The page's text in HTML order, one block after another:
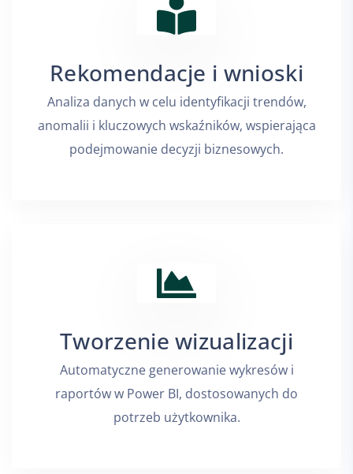
Rekomendacje i wnioski
Analiza danych w celu identyfikacji trendów,
anomalii i kluczowych wskaźników, wspierająca
podejmowanie decyzji biznesowych.
Tworzenie wizualizacji
Automatyczne generowanie wykresów i
raportów w Power BI, dostosowanych do
potrzeb użytkownika.